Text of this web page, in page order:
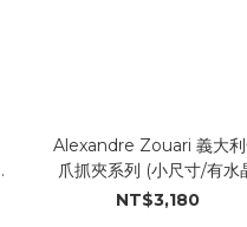
Alexandre Zouari 義大
爪抓夾系列 (小尺寸/有水
#20013_NN)
NT$3,180